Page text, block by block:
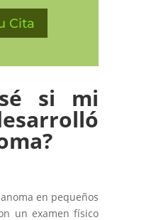
Cita
si mi
en pequeños
un examen físico